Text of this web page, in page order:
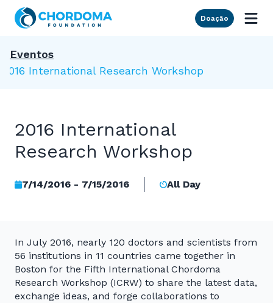
Skip to Main Content
Doação
Eventos
2016 International Research Workshop
2016 International
Research Workshop
7/14/2016 - 7/15/2016 All Day
In July 2016, nearly 120 doctors and scientists from
56 institutions in 11 countries came together in
Boston for the Fifth International Chordoma
Research Workshop (ICRW) to share the latest data,
exchange ideas, and forge collaborations to